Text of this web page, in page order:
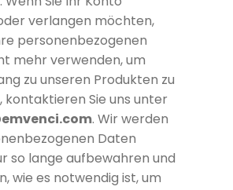
verlangen möchten,
personenbezogenen
mehr verwenden, um
zu unseren Produkten zu
kontaktieren Sie uns unter
. Wir werden
Daten
so lange aufbewahren und
wie es notwendig ist, um